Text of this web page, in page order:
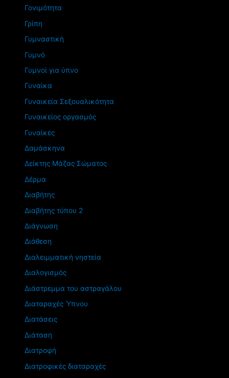
Γονιμότητα
Γρίπη
Γυμναστική
Γυμνό
Γυμνοί για ύπνο
Γυναίκα
Γυναικεία Σεξουαλικότητα
Γυναικείος οργασμός
Γυναίκες
Δαμάσκηνα
Δείκτης Μάζας Σώματος
Δέρμα
Διαβήτης
Διαβήτης τύπου 2
Διάγνωση
Διάθεση
Διαλειμματική νηστεία
Διαλογισμός
Διάστρεμμα του αστραγάλου
Διαταραχές Ύπνου
Διατάσεις
Διάταση
Διατροφή
Διατροφικές διαταραχές